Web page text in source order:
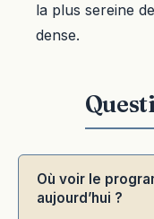
la plus sereine
dense.
Où voir le
aujourd’hui ?